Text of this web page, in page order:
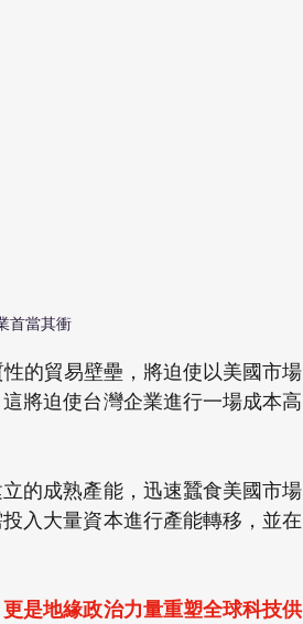
首當其衝
的貿易壁壘，將迫使以美國市場
將迫使台灣企業進行一場成本高
的成熟產能，迅速蠶食美國市場
入大量資本進行產能轉移，並在
是地緣政治力量重塑全球科技供